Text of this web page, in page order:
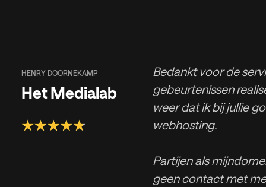
HENRY DOORNEKAMP
Het Medialab
Bedankt voor de
gebeurtenissen
weer dat ik bij jullie
webhosting.
Partijen als
geen contact met